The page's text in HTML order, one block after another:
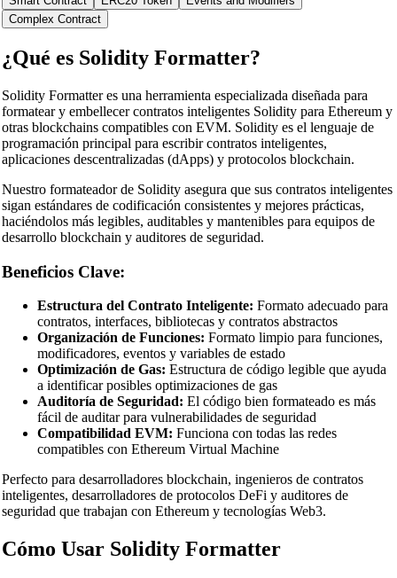
🔗Related Tools
📝Formateadores y Embellecedores de Código
🔧 HERRAMIENTAS
HTML Beautifier
CSS Beautifier
JSX Beautifier
Vue Beautifier
SCSS Beautifier
JSON Beautifier
XML Beautifier
SQL Beautifier
PostgreSQL SQL Beautifier
Complex Contract
¿Qué es Solidity Formatter?
Solidity Formatter es una herramienta especializada diseñada para
formatear y embellecer contratos inteligentes Solidity para Ethereum y
otras blockchains compatibles con EVM. Solidity es el lenguaje de
programación principal para escribir contratos inteligentes,
aplicaciones descentralizadas (dApps) y protocolos blockchain.
Nuestro formateador de Solidity asegura que sus contratos inteligentes
sigan estándares de codificación consistentes y mejores prácticas,
haciéndolos más legibles, auditables y mantenibles para equipos de
desarrollo blockchain y auditores de seguridad.
Beneficios Clave:
Estructura del Contrato Inteligente: Formato adecuado para
contratos, interfaces, bibliotecas y contratos abstractos
Organización de Funciones: Formato limpio para funciones,
modificadores, eventos y variables de estado
Optimización de Gas: Estructura de código legible que ayuda
a identificar posibles optimizaciones de gas
Auditoría de Seguridad: El código bien formateado es más
fácil de auditar para vulnerabilidades de seguridad
Compatibilidad EVM: Funciona con todas las redes
compatibles con Ethereum Virtual Machine
Perfecto para desarrolladores blockchain, ingenieros de contratos
inteligentes, desarrolladores de protocolos DeFi y auditores de
seguridad que trabajan con Ethereum y tecnologías Web3.
Cómo Usar Solidity Formatter